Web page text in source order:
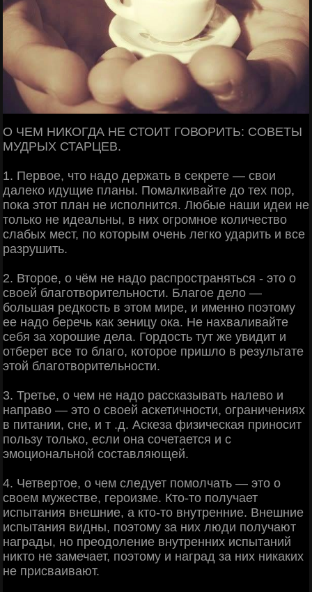
О ЧЕМ НИКОГДА НЕ СТОИТ ГОВОРИТЬ: СОВЕТЫ
МУДРЫХ СТАРЦЕВ.
1. Первое, что надо держать в секрете — свои
далеко идущие планы. Помалкивайте до тех пор,
пока этот план не исполнится. Любые наши идеи не
только не идеальны, в них огромное количество
слабых мест, по которым очень легко ударить и все
разрушить.
2. Второе, о чём не надо распространяться - это о
своей благотворительности. Благое дело —
большая редкость в этом мире, и именно поэтому
ее надо беречь как зеницу ока. Не нахваливайте
себя за хорошие дела. Гордость тут же увидит и
отберет все то благо, которое пришло в результате
этой благотворительности.
3. Третье, о чем не надо рассказывать налево и
направо — это о своей аскетичности, ограничениях
в питании, сне, и т .д. Аскеза физическая приносит
пользу только, если она сочетается и с
эмоциональной составляющей.
4. Четвертое, о чем следует помолчать — это о
своем мужестве, героизме. Кто-то получает
испытания внешние, а кто-то внутренние. Внешние
испытания видны, поэтому за них люди получают
награды, но преодоление внутренних испытаний
никто не замечает, поэтому и наград за них никаких
не присваивают.